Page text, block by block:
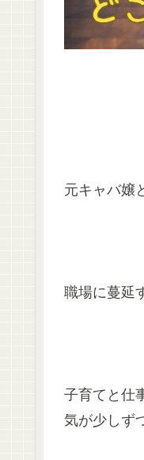
元キャバ嬢
職場に蔓延
子育てと仕
気が少しず